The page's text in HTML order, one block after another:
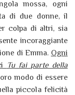
mossa, ogni
di due donne, il
colpa di altri, sia
incoraggiante
di Emma. Ogni
Tu fai parte della
modo di essere
piccola felicità